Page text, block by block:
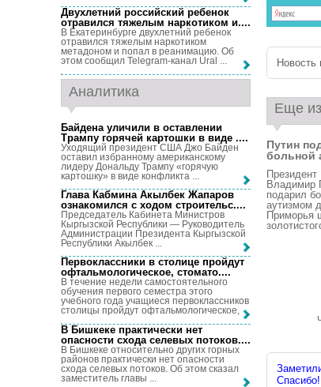
Новость
Еще
Путин
больной
Президент
Владимир
подарил
аутизмом
Приморья
Спасибо!
Двухлетний российский ребенок
отравился тяжелым наркотиком и....
В Екатеринбурге двухлетний ребенок
отравился тяжелым наркотиком
метадоном и попал в реанимацию. Об
этом сообщил Telegram-канал Ural ...
Аналитика
Байдена уличили в оставлении
Трампу горячей картошки в виде ....
Уходящий президент США Джо Байден
оставил избранному американскому
лидеру Дональду Трампу «горячую
картошку» в виде конфликта ...
Глава Кабмина Акылбек Жапаров
ознакомился с ходом строительс....
Председатель Кабинета Министров
Кыргызской Республики — Руководитель
Администрации Президента Кыргызской
Республики Акылбек ...
Первоклассники в столице пройдут
офтальмологическое, стомато....
В течение недели самостоятельного
обучения первого семестра этого
учебного года учащиеся первоклассников
столицы пройдут офтальмологическое, ...
В Бишкеке практически нет
опасности схода селевых потоков....
В Бишкеке относительно других горных
районов практически нет опасности
схода селевых потоков. Об этом сказал
заместитель главы ...